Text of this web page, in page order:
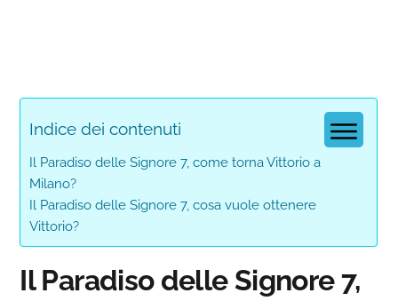
Indice dei contenuti
Il Paradiso delle Signore 7, come torna Vittorio a
Milano?
Il Paradiso delle Signore 7, cosa vuole ottenere
Vittorio?
Il Paradiso delle Signore 7,